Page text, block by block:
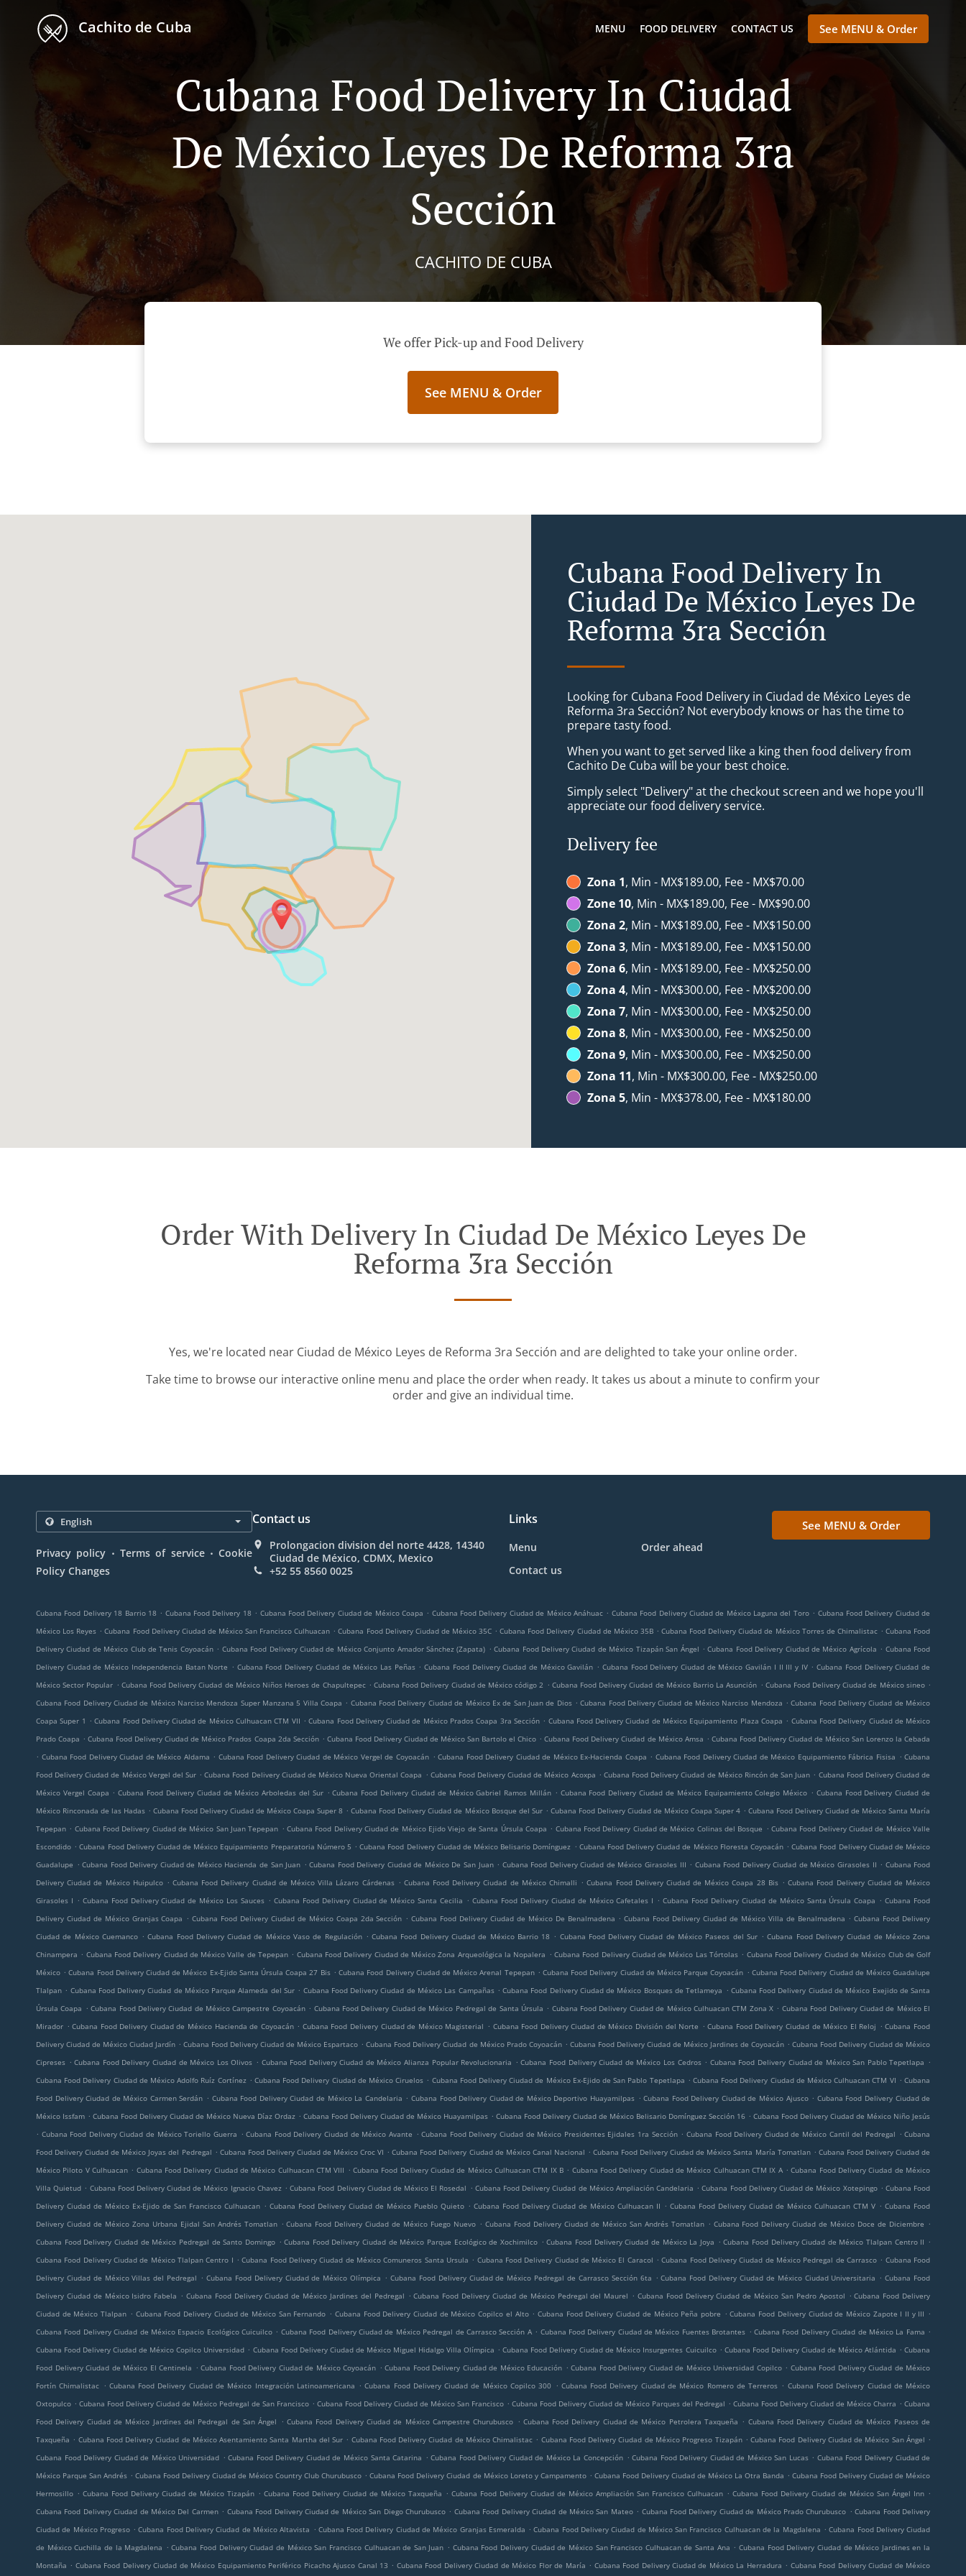
Cachito de Cuba MENU FOOD DELIVERY CONTACT US See MENU & Order
Cubana Food Delivery In Ciudad
De México Leyes De Reforma 3ra
Sección
CACHITO DE CUBA
We offer Pick-up and Food Delivery
See MENU & Order
Cubana Food Delivery In
Ciudad De México Leyes De
Reforma 3ra Sección
Looking for Cubana Food Delivery in Ciudad de México Leyes de
Reforma 3ra Sección? Not everybody knows or has the time to
prepare tasty food.
When you want to get served like a king then food delivery from
Cachito De Cuba will be your best choice.
Simply select "Delivery" at the checkout screen and we hope you'll
appreciate our food delivery service.
Delivery fee
Zona 1, Min - MX$189.00, Fee - MX$70.00
Zone 10, Min - MX$189.00, Fee - MX$90.00
Zona 2, Min - MX$189.00, Fee - MX$150.00
Zona 3, Min - MX$189.00, Fee - MX$150.00
Zona 6, Min - MX$189.00, Fee - MX$250.00
Zona 4, Min - MX$300.00, Fee - MX$200.00
Zona 7, Min - MX$300.00, Fee - MX$250.00
Zona 8, Min - MX$300.00, Fee - MX$250.00
Zona 9, Min - MX$300.00, Fee - MX$250.00
Zona 11, Min - MX$300.00, Fee - MX$250.00
Zona 5, Min - MX$378.00, Fee - MX$180.00
Order With Delivery In Ciudad De México Leyes De
Reforma 3ra Sección
Yes, we're located near Ciudad de México Leyes de Reforma 3ra Sección and are delighted to take your online order.
Take time to browse our interactive online menu and place the order when ready. It takes us about a minute to confirm your
order and give an individual time.
Privacy policy . Terms of service . Cookie
Policy Changes
Contact us
Prolongacion division del norte 4428, 14340
Ciudad de México, CDMX, Mexico
+52 55 8560 0025
Links
Menu
Order ahead
Contact us
See MENU & Order
Cubana Food Delivery 18 Barrio 18 . Cubana Food Delivery 18 . Cubana Food Delivery Ciudad de México Coapa . Cubana Food Delivery Ciudad de México Anáhuac . Cubana Food Delivery Ciudad de México Laguna del Toro . Cubana Food Delivery Ciudad de
México Los Reyes . Cubana Food Delivery Ciudad de México San Francisco Culhuacan . Cubana Food Delivery Ciudad de México 35C . Cubana Food Delivery Ciudad de México 35B . Cubana Food Delivery Ciudad de México Torres de Chimalistac . Cubana Food
Delivery Ciudad de México Club de Tenis Coyoacán . Cubana Food Delivery Ciudad de México Conjunto Amador Sánchez (Zapata) . Cubana Food Delivery Ciudad de México Tizapán San Ángel . Cubana Food Delivery Ciudad de México Agrícola . Cubana Food
Delivery Ciudad de México Independencia Batan Norte . Cubana Food Delivery Ciudad de México Las Peñas . Cubana Food Delivery Ciudad de México Gavilán . Cubana Food Delivery Ciudad de México Gavilán I II III y IV . Cubana Food Delivery Ciudad de
México Sector Popular . Cubana Food Delivery Ciudad de México Niños Heroes de Chapultepec . Cubana Food Delivery Ciudad de México código 2 . Cubana Food Delivery Ciudad de México Barrio La Asunción . Cubana Food Delivery Ciudad de México sineo .
Cubana Food Delivery Ciudad de México Narciso Mendoza Super Manzana 5 Villa Coapa . Cubana Food Delivery Ciudad de México Ex de San Juan de Dios . Cubana Food Delivery Ciudad de México Narciso Mendoza . Cubana Food Delivery Ciudad de México
Coapa Super 1 . Cubana Food Delivery Ciudad de México Culhuacan CTM VII . Cubana Food Delivery Ciudad de México Prados Coapa 3ra Sección . Cubana Food Delivery Ciudad de México Equipamiento Plaza Coapa . Cubana Food Delivery Ciudad de México
Prado Coapa . Cubana Food Delivery Ciudad de México Prados Coapa 2da Sección . Cubana Food Delivery Ciudad de México San Bartolo el Chico . Cubana Food Delivery Ciudad de México Amsa . Cubana Food Delivery Ciudad de México San Lorenzo la Cebada
. Cubana Food Delivery Ciudad de México Aldama . Cubana Food Delivery Ciudad de México Vergel de Coyoacán . Cubana Food Delivery Ciudad de México Ex-Hacienda Coapa . Cubana Food Delivery Ciudad de México Equipamiento Fábrica Fisisa . Cubana
Food Delivery Ciudad de México Vergel del Sur . Cubana Food Delivery Ciudad de México Nueva Oriental Coapa . Cubana Food Delivery Ciudad de México Acoxpa . Cubana Food Delivery Ciudad de México Rincón de San Juan . Cubana Food Delivery Ciudad de
México Vergel Coapa . Cubana Food Delivery Ciudad de México Arboledas del Sur . Cubana Food Delivery Ciudad de México Gabriel Ramos Millán . Cubana Food Delivery Ciudad de México Equipamiento Colegio México . Cubana Food Delivery Ciudad de
México Rinconada de las Hadas . Cubana Food Delivery Ciudad de México Coapa Super 8 . Cubana Food Delivery Ciudad de México Bosque del Sur . Cubana Food Delivery Ciudad de México Coapa Super 4 . Cubana Food Delivery Ciudad de México Santa María
Tepepan . Cubana Food Delivery Ciudad de México San Juan Tepepan . Cubana Food Delivery Ciudad de México Ejido Viejo de Santa Úrsula Coapa . Cubana Food Delivery Ciudad de México Colinas del Bosque . Cubana Food Delivery Ciudad de México Valle
Escondido . Cubana Food Delivery Ciudad de México Equipamiento Preparatoria Número 5 . Cubana Food Delivery Ciudad de México Belisario Domínguez . Cubana Food Delivery Ciudad de México Floresta Coyoacán . Cubana Food Delivery Ciudad de México
Guadalupe . Cubana Food Delivery Ciudad de México Hacienda de San Juan . Cubana Food Delivery Ciudad de México De San Juan . Cubana Food Delivery Ciudad de México Girasoles III . Cubana Food Delivery Ciudad de México Girasoles II . Cubana Food
Delivery Ciudad de México Huipulco . Cubana Food Delivery Ciudad de México Villa Lázaro Cárdenas . Cubana Food Delivery Ciudad de México Chimalli . Cubana Food Delivery Ciudad de México Coapa 28 Bis . Cubana Food Delivery Ciudad de México
Girasoles I . Cubana Food Delivery Ciudad de México Los Sauces . Cubana Food Delivery Ciudad de México Santa Cecilia . Cubana Food Delivery Ciudad de México Cafetales I . Cubana Food Delivery Ciudad de México Santa Úrsula Coapa . Cubana Food
Delivery Ciudad de México Granjas Coapa . Cubana Food Delivery Ciudad de México Coapa 2da Sección . Cubana Food Delivery Ciudad de México De Benalmadena . Cubana Food Delivery Ciudad de México Villa de Benalmadena . Cubana Food Delivery
Ciudad de México Cuemanco . Cubana Food Delivery Ciudad de México Vaso de Regulación . Cubana Food Delivery Ciudad de México Barrio 18 . Cubana Food Delivery Ciudad de México Paseos del Sur . Cubana Food Delivery Ciudad de México Zona
Chinampera . Cubana Food Delivery Ciudad de México Valle de Tepepan . Cubana Food Delivery Ciudad de México Zona Arqueológica la Nopalera . Cubana Food Delivery Ciudad de México Las Tórtolas . Cubana Food Delivery Ciudad de México Club de Golf
México . Cubana Food Delivery Ciudad de México Ex-Ejido Santa Úrsula Coapa 27 Bis . Cubana Food Delivery Ciudad de México Arenal Tepepan . Cubana Food Delivery Ciudad de México Parque Coyoacán . Cubana Food Delivery Ciudad de México Guadalupe
Tlalpan . Cubana Food Delivery Ciudad de México Parque Alameda del Sur . Cubana Food Delivery Ciudad de México Las Campañas . Cubana Food Delivery Ciudad de México Bosques de Tetlameya . Cubana Food Delivery Ciudad de México Exejido de Santa
Úrsula Coapa . Cubana Food Delivery Ciudad de México Campestre Coyoacán . Cubana Food Delivery Ciudad de México Pedregal de Santa Úrsula . Cubana Food Delivery Ciudad de México Culhuacan CTM Zona X . Cubana Food Delivery Ciudad de México El
Mirador . Cubana Food Delivery Ciudad de México Hacienda de Coyoacán . Cubana Food Delivery Ciudad de México Magisterial . Cubana Food Delivery Ciudad de México División del Norte . Cubana Food Delivery Ciudad de México El Reloj . Cubana Food
Delivery Ciudad de México Ciudad Jardín . Cubana Food Delivery Ciudad de México Espartaco . Cubana Food Delivery Ciudad de México Prado Coyoacán . Cubana Food Delivery Ciudad de México Jardines de Coyoacán . Cubana Food Delivery Ciudad de México
Cipreses . Cubana Food Delivery Ciudad de México Los Olivos . Cubana Food Delivery Ciudad de México Alianza Popular Revolucionaria . Cubana Food Delivery Ciudad de México Los Cedros . Cubana Food Delivery Ciudad de México San Pablo Tepetlapa .
Cubana Food Delivery Ciudad de México Adolfo Ruíz Cortínez . Cubana Food Delivery Ciudad de México Ciruelos . Cubana Food Delivery Ciudad de México Ex-Ejido de San Pablo Tepetlapa . Cubana Food Delivery Ciudad de México Culhuacan CTM VI . Cubana
Food Delivery Ciudad de México Carmen Serdán . Cubana Food Delivery Ciudad de México La Candelaria . Cubana Food Delivery Ciudad de México Deportivo Huayamilpas . Cubana Food Delivery Ciudad de México Ajusco . Cubana Food Delivery Ciudad de
México Issfam . Cubana Food Delivery Ciudad de México Nueva Díaz Ordaz . Cubana Food Delivery Ciudad de México Huayamilpas . Cubana Food Delivery Ciudad de México Belisario Domínguez Sección 16 . Cubana Food Delivery Ciudad de México Niño Jesús
. Cubana Food Delivery Ciudad de México Toriello Guerra . Cubana Food Delivery Ciudad de México Avante . Cubana Food Delivery Ciudad de México Presidentes Ejidales 1ra Sección . Cubana Food Delivery Ciudad de México Cantil del Pedregal . Cubana
Food Delivery Ciudad de México Joyas del Pedregal . Cubana Food Delivery Ciudad de México Croc VI . Cubana Food Delivery Ciudad de México Canal Nacional . Cubana Food Delivery Ciudad de México Santa María Tomatlan . Cubana Food Delivery Ciudad de
México Piloto V Culhuacan . Cubana Food Delivery Ciudad de México Culhuacan CTM VIII . Cubana Food Delivery Ciudad de México Culhuacan CTM IX B . Cubana Food Delivery Ciudad de México Culhuacan CTM IX A . Cubana Food Delivery Ciudad de México
Villa Quietud . Cubana Food Delivery Ciudad de México Ignacio Chavez . Cubana Food Delivery Ciudad de México El Rosedal . Cubana Food Delivery Ciudad de México Ampliación Candelaria . Cubana Food Delivery Ciudad de México Xotepingo . Cubana Food
Delivery Ciudad de México Ex-Ejido de San Francisco Culhuacan . Cubana Food Delivery Ciudad de México Pueblo Quieto . Cubana Food Delivery Ciudad de México Culhuacan II . Cubana Food Delivery Ciudad de México Culhuacan CTM V . Cubana Food
Delivery Ciudad de México Zona Urbana Ejidal San Andrés Tomatlan . Cubana Food Delivery Ciudad de México Fuego Nuevo . Cubana Food Delivery Ciudad de México San Andrés Tomatlan . Cubana Food Delivery Ciudad de México Doce de Diciembre .
Cubana Food Delivery Ciudad de México Pedregal de Santo Domingo . Cubana Food Delivery Ciudad de México Parque Ecológico de Xochimilco . Cubana Food Delivery Ciudad de México La Joya . Cubana Food Delivery Ciudad de México Tlalpan Centro II .
Cubana Food Delivery Ciudad de México Tlalpan Centro I . Cubana Food Delivery Ciudad de México Comuneros Santa Ursula . Cubana Food Delivery Ciudad de México El Caracol . Cubana Food Delivery Ciudad de México Pedregal de Carrasco . Cubana Food
Delivery Ciudad de México Villas del Pedregal . Cubana Food Delivery Ciudad de México Olímpica . Cubana Food Delivery Ciudad de México Pedregal de Carrasco Sección 6ta . Cubana Food Delivery Ciudad de México Ciudad Universitaria . Cubana Food
Delivery Ciudad de México Isidro Fabela . Cubana Food Delivery Ciudad de México Jardines del Pedregal . Cubana Food Delivery Ciudad de México Pedregal del Maurel . Cubana Food Delivery Ciudad de México San Pedro Apostol . Cubana Food Delivery
Ciudad de México Tlalpan . Cubana Food Delivery Ciudad de México San Fernando . Cubana Food Delivery Ciudad de México Copilco el Alto . Cubana Food Delivery Ciudad de México Peña pobre . Cubana Food Delivery Ciudad de México Zapote I II y III .
Cubana Food Delivery Ciudad de México Espacio Ecológico Cuicuilco . Cubana Food Delivery Ciudad de México Pedregal de Carrasco Sección A . Cubana Food Delivery Ciudad de México Fuentes Brotantes . Cubana Food Delivery Ciudad de México La Fama .
Cubana Food Delivery Ciudad de México Copilco Universidad . Cubana Food Delivery Ciudad de México Miguel Hidalgo Villa Olímpica . Cubana Food Delivery Ciudad de México Insurgentes Cuicuilco . Cubana Food Delivery Ciudad de México Atlántida . Cubana
Food Delivery Ciudad de México El Centinela . Cubana Food Delivery Ciudad de México Coyoacán . Cubana Food Delivery Ciudad de México Educación . Cubana Food Delivery Ciudad de México Universidad Copilco . Cubana Food Delivery Ciudad de México
Fortín Chimalistac . Cubana Food Delivery Ciudad de México Integración Latinoamericana . Cubana Food Delivery Ciudad de México Copilco 300 . Cubana Food Delivery Ciudad de México Romero de Terreros . Cubana Food Delivery Ciudad de México
Oxtopulco . Cubana Food Delivery Ciudad de México Pedregal de San Francisco . Cubana Food Delivery Ciudad de México San Francisco . Cubana Food Delivery Ciudad de México Parques del Pedregal . Cubana Food Delivery Ciudad de México Charra . Cubana
Food Delivery Ciudad de México Jardines del Pedregal de San Ángel
. Cubana Food Delivery Ciudad de México Campestre Churubusco . Cubana Food Delivery Ciudad de México Petrolera Taxqueña . Cubana Food Delivery Ciudad de México Paseos de
Taxqueña . Cubana Food Delivery Ciudad de México Asentamiento Santa Martha del Sur . Cubana Food Delivery Ciudad de México Chimalistac . Cubana Food Delivery Ciudad de México Progreso Tizapán . Cubana Food Delivery Ciudad de México San Ángel .
Cubana Food Delivery Ciudad de México Universidad . Cubana Food Delivery Ciudad de México Santa Catarina . Cubana Food Delivery Ciudad de México La Concepción . Cubana Food Delivery Ciudad de México San Lucas . Cubana Food Delivery Ciudad de
México Parque San Andrés . Cubana Food Delivery Ciudad de México Country Club Churubusco . Cubana Food Delivery Ciudad de México Loreto y Campamento . Cubana Food Delivery Ciudad de México La Otra Banda . Cubana Food Delivery Ciudad de México
Hermosillo . Cubana Food Delivery Ciudad de México Tizapán . Cubana Food Delivery Ciudad de México Taxqueña . Cubana Food Delivery Ciudad de México Ampliación San Francisco Culhuacan . Cubana Food Delivery Ciudad de México San Ángel Inn .
Cubana Food Delivery Ciudad de México Del Carmen . Cubana Food Delivery Ciudad de México San Diego Churubusco . Cubana Food Delivery Ciudad de México San Mateo . Cubana Food Delivery Ciudad de México Prado Churubusco . Cubana Food Delivery
Ciudad de México Progreso . Cubana Food Delivery Ciudad de México Altavista . Cubana Food Delivery Ciudad de México Granjas Esmeralda . Cubana Food Delivery Ciudad de México San Francisco Culhuacan de la Magdalena . Cubana Food Delivery Ciudad
de México Cuchilla de la Magdalena . Cubana Food Delivery Ciudad de México San Francisco Culhuacan de San Juan . Cubana Food Delivery Ciudad de México San Francisco Culhuacan de Santa Ana . Cubana Food Delivery Ciudad de México Jardines en la
Montaña . Cubana Food Delivery Ciudad de México Equipamiento Periférico Picacho Ajusco Canal 13 . Cubana Food Delivery Ciudad de México Flor de María . Cubana Food Delivery Ciudad de México La Herradura . Cubana Food Delivery Ciudad de México